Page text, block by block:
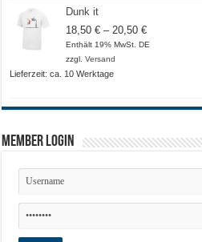
Dunk it
18,50€ – 20,50€Preisspanne:
18,50 €
Enthält 19% MwSt. DE
zzgl.Versand
Lieferzeit: ca. 10 Werktage
Member Login